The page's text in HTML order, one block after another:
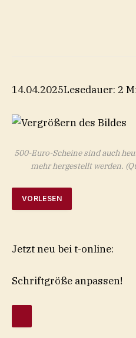
14.04.2025Lesedauer: 2
500-Euro-Scheine sind auch
mehr hergestellt werden.
VORLESEN
Jetzt neu bei t-online:
Schriftgröße anpassen!